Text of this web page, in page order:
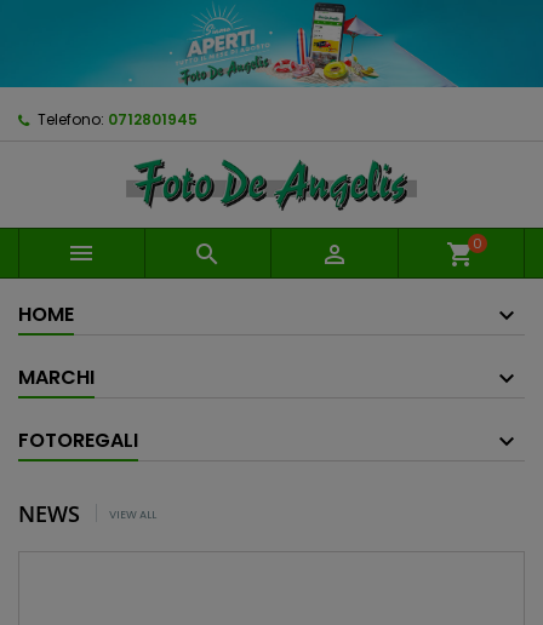
Telefono: 0712801945
   shopping_cart0
HOME
MARCHI
FOTOREGALI
NEWS VIEW ALL